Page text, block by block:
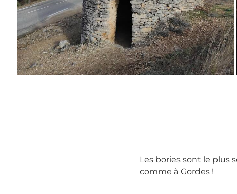
Les bories sont le plus
comme à Gordes !